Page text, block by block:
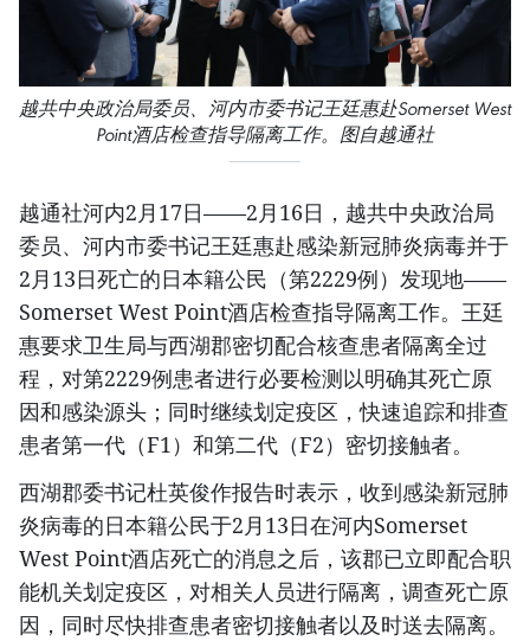
越共中央政治局委员、河内市委书记王廷惠赴Somerset West
Point酒店检查指导隔离工作。图自越通社
越通社河内2月17日——2月16日，越共中央政治局
委员、河内市委书记王廷惠赴感染新冠肺炎病毒并于
2月13日死亡的日本籍公民（第2229例）发现地——
Somerset West Point酒店检查指导隔离工作。王廷
惠要求卫生局与西湖郡密切配合核查患者隔离全过
程，对第2229例患者进行必要检测以明确其死亡原
因和感染源头；同时继续划定疫区，快速追踪和排查
患者第一代（F1）和第二代（F2）密切接触者。
西湖郡委书记杜英俊作报告时表示，收到感染新冠肺
炎病毒的日本籍公民于2月13日在河内Somerset
West Point酒店死亡的消息之后，该郡已立即配合职
能机关划定疫区，对相关人员进行隔离，调查死亡原
因，同时尽快排查患者密切接触者以及时送去隔离。